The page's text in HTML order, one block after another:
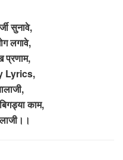
सुनावे,
लगावे,
प्रणाम,
Lyrics,
काम,